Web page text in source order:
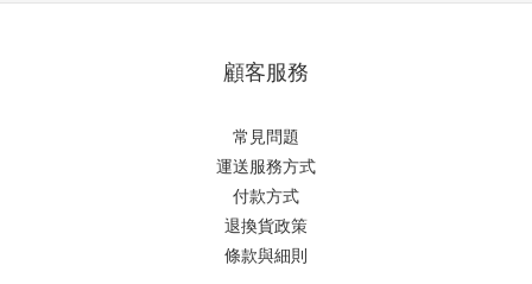
顧客服務
常見問題
運送服務方式
付款方式
退換貨政策
條款與細則